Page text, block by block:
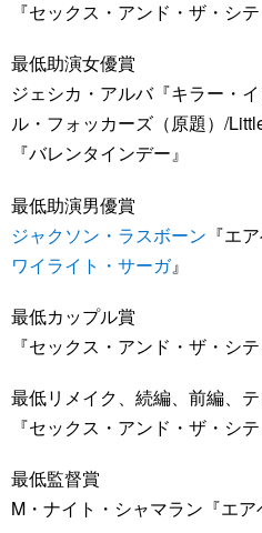
『セックス・アンド・ザ・シテ
最低助演女優賞
ジェシカ・アルバ『キラー・
ル・フォッカーズ（原題）/
『バレンタインデー』
最低助演男優賞
ジャクソン・ラスボーン 『エ
ワイライト・サーガ』
最低カップル賞
『セックス・アンド・ザ・シ
最低リメイク、続編、前編、
『セックス・アンド・ザ・シテ
最低監督賞
M・ナイト・シャマラン『エア